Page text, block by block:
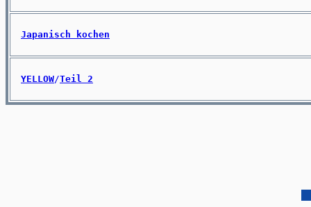
Japanisch kochen
YELLOW/Teil 2